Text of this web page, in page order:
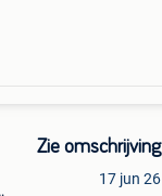
Zie omschrijving
17 jun 26